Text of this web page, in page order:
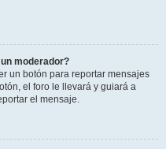
moderador?
un botón para reportar mensajes
el foro le llevará y guiará a
el mensaje.